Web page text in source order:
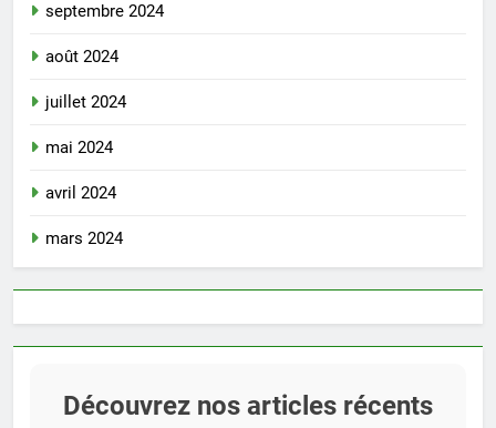
septembre 2024
août 2024
juillet 2024
mai 2024
avril 2024
mars 2024
Découvrez nos articles récents